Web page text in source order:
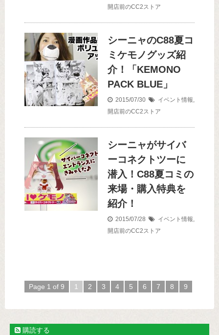
開店前のCC2ストア
シーニャのC88夏コ
ミケモノグッズ紹
介！「KEMONO
PACK BLUE」
2015/07/30 イベント情報,
開店前のCC2ストア
シーニャがサイバ
ーコネクトツーに
潜入！C88夏コミの
来場・購入特典を
紹介！
2015/07/28 イベント情報,
開店前のCC2ストア
Page 1 of 9 1 2 3 4 5 6 7 8 9
購読する